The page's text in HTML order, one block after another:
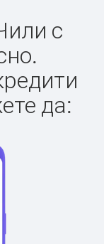
с
да: